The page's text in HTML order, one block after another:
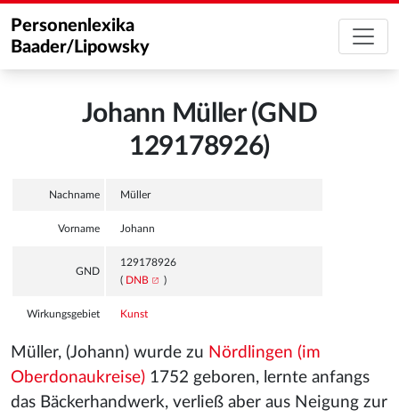
Personenlexika
Baader/Lipowsky
Johann Müller (GND
129178926)
Nachname Müller
Vorname Johann
GND
129178926
( DNB )
Wirkungsgebiet Kunst
Müller, (Johann) wurde zu Nördlingen (im
Oberdonaukreise) 1752 geboren, lernte anfangs
das Bäckerhandwerk, verließ aber aus Neigung zur